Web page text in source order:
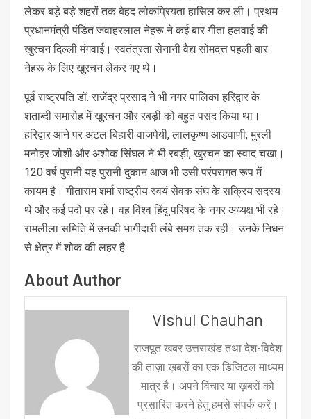
लेकर बड़े बड़े शहरों तक बेहद लोकप्रियता हासिल कर ली। प्रथम
प्रधानमंत्री पंडित जवाहरलाल नेहरू ने कई बार गीता हलवाई की
खुरचन दिल्ली मंगवाई। स्वतंत्रता सेनानी वैद्य सोमदत्त पहली बार
नेहरू के लिए खुरचन लेकर गए थे।
पूर्व राष्ट्रपति डॉ. राजेंद्र प्रसाद ने भी नगर पालिका हरिद्वार के
शताब्दी समारोह में खुरचन और रबड़ी को बहुत पसंद किया था।
हरिद्वार आने पर अटल बिहारी वाजपेयी, लालकृष्ण आडवाणी, मुरली
मनोहर जोशी और अशोक सिंघल ने भी रबड़ी, खुरचन का स्वाद चखा।
120 वर्ष पुरानी यह पुरानी दुकान आज भी उसी परंपरागत रूप में
कायम है। गीताराम शर्मा राष्ट्रीय स्वयं सेवक संघ के सक्रिय सदस्य
थे और कई पदों पर रहे। वह विश्व हिंदू परिषद के नगर अध्यक्ष भी रहे।
रामलीला समिति में उनकी भागीदारी लंबे समय तक रही। उनके निधन
से क्षेत्र में शोक की लहर है
About Author
Vishul Chauhan
राजपूत खबर उत्तराखंड तथा देश-विदेश
की ताज़ा ख़बरों का एक डिजिटल माध्यम
मात्र है। अपने विचार या ख़बरों को
प्रसारित करने हेतु हमसे संपर्क करें।